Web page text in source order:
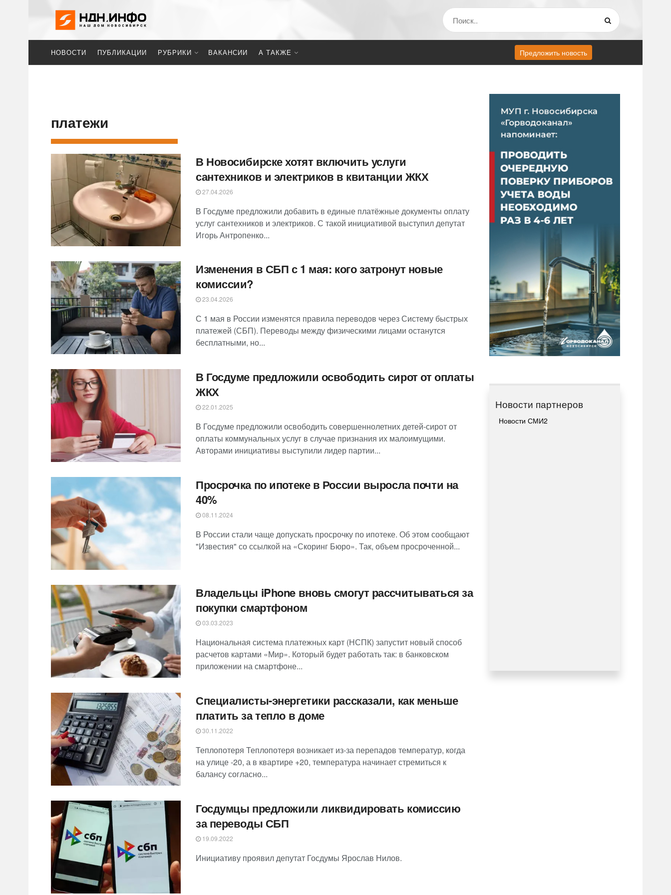
НОВОСТИ ПУБЛИКАЦИИ РУБРИКИ ВАКАНСИИ А ТАКЖЕ Предложить новость
платежи
В Новосибирске хотят включить услуги
сантехников и электриков в квитанции ЖКХ
27.04.2026
В Госдуме предложили добавить в единые платёжные документы оплату
услуг сантехников и электриков. С такой инициативой выступил депутат
Игорь Антропенко...
Изменения в СБП с 1 мая: кого затронут новые
комиссии?
23.04.2026
С 1 мая в России изменятся правила переводов через Систему быстрых
платежей (СБП). Переводы между физическими лицами останутся
бесплатными, но...
В Госдуме предложили освободить сирот от оплаты
ЖКХ
22.01.2025
В Госдуме предложили освободить совершеннолетних детей-сирот от
оплаты коммунальных услуг в случае признания их малоимущими.
Авторами инициативы выступили лидер партии...
Просрочка по ипотеке в России выросла почти на
40%
08.11.2024
В России стали чаще допускать просрочку по ипотеке. Об этом сообщают
"Известия" со ссылкой на «Скоринг Бюро». Так, объем просроченной...
Владельцы iPhone вновь смогут рассчитываться за
покупки смартфоном
03.03.2023
Национальная система платежных карт (НСПК) запустит новый способ
расчетов картами «Мир». Который будет работать так: в банковском
приложении на смартфоне...
Специалисты-энергетики рассказали, как меньше
платить за тепло в доме
30.11.2022
Теплопотеря Теплопотеря возникает из-за перепадов температур, когда
на улице -20, а в квартире +20, температура начинает стремиться к
балансу согласно...
Госдумцы предложили ликвидировать комиссию
за переводы СБП
19.09.2022
Инициативу проявил депутат Госдумы Ярослав Нилов.
Новости партнеров
Новости СМИ2